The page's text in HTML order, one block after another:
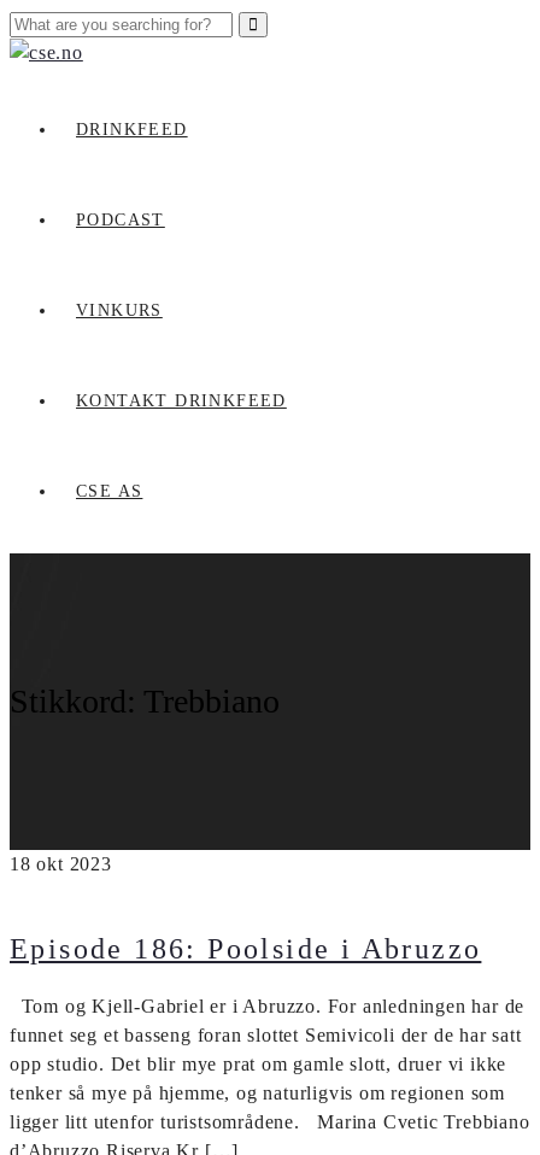
DRINKFEED
PODCAST
VINKURS
KONTAKT DRINKFEED
CSE AS
Stikkord: Trebbiano
18 okt 2023
Episode 186: Poolside i Abruzzo
Tom og Kjell-Gabriel er i Abruzzo. For anledningen har de
funnet seg et basseng foran slottet Semivicoli der de har satt
opp studio. Det blir mye prat om gamle slott, druer vi ikke
tenker så mye på hjemme, og naturligvis om regionen som
ligger litt utenfor turistsområdene. Marina Cvetic Trebbiano